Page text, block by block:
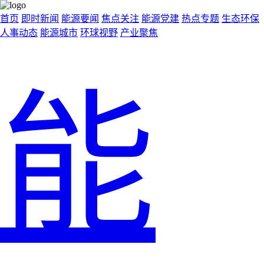
首页 即时新闻 能源要闻 焦点关注 能源党建 热点专题 生态环保
人事动态 能源城市 环球视野 产业聚焦
能